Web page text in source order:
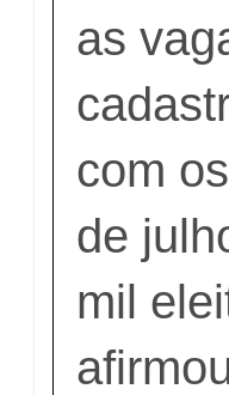
as
com
de
mil